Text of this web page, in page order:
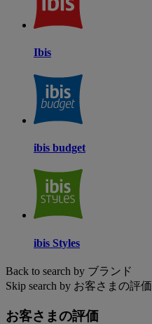
Ibis
ibis budget
ibis Styles
Back to search by ブランド
Skip search by お客さまの評価
お客さまの評価